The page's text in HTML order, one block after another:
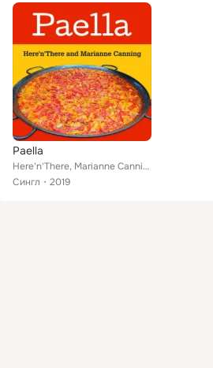
Paella
Here'n'There, Marianne Canning
Сингл
2019